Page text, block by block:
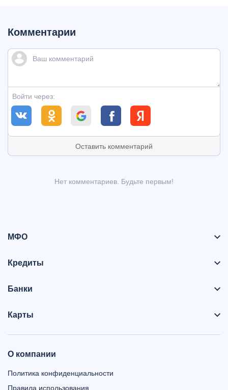
Комментарии
Войти через:
Оставить комментарий
Нет комментариев. Будьте первым!
МФО
Кредиты
Банки
Карты
О компании
Политика конфиденциальности
Правила использования